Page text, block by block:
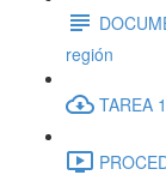
región
TAREA